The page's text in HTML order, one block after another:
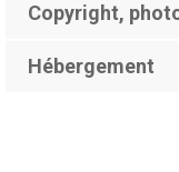
Copyright,
Hébergement